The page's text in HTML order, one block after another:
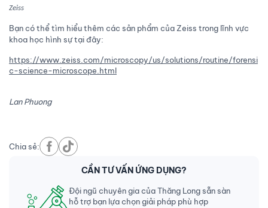
Zeiss
Bạn có thể tìm hiểu thêm các sản phẩm của Zeiss trong lĩnh vực
khoa học hình sự tại đây:
https://www.zeiss.com/microscopy/us/solutions/routine/forensi
c-science-microscope.html
Lan Phuong
Chia sẻ:
CẦN TƯ VẤN ỨNG DỤNG?
Đội ngũ chuyên gia của Thăng Long sẵn sàn
hỗ trợ bạn lựa chọn giải pháp phù hợp